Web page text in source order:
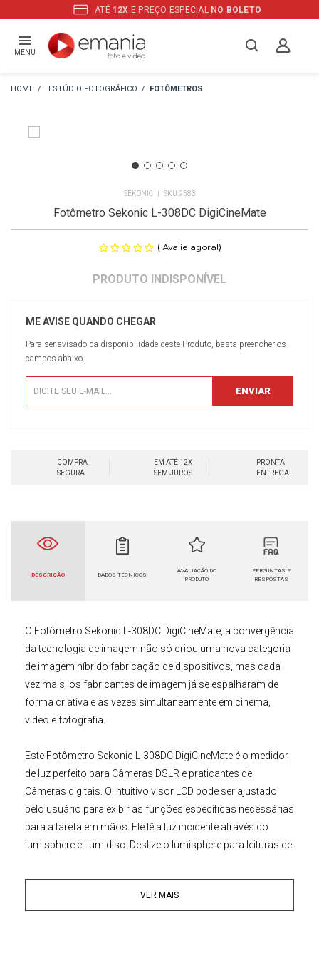
ATÉ12XE PREÇO ESPECIALNO BOLETO
MENU
ESTÚDIO FOTOGRÁFICO FOTÔMETROS
SEKONIC 9583
Fotômetro Sekonic L-308DC DigiCineMate
( Avalie agora!)
Para ser avisado da disponibilidade deste Produto, basta preencher os
campos abaixo.
COMPRA
SEGURA
EM ATÉ 12X
SEM JUROS
PRONTA
ENTREGA
DESCRIÇÃO DADOS TÉCNICOS
AVALIAÇÃO DO
PRODUTO
PERGUNTAS E
RESPOSTAS
O Fotômetro Sekonic L-308DC DigiCineMate, a convergência
da tecnologia de imagem não só criou uma nova categoria
de imagem híbrido fabricação de dispositivos, mas cada
vez mais, os fabricantes de imagem já se espalharam de
forma criativa e às vezes simultaneamente em cinema,
vídeo e fotografia.
Este Fotômetro Sekonic L-308DC DigiCineMate é o medidor
de luz perfeito para Câmeras DSLR e praticantes de
Câmeras digitais . O intuitivo visor LCD pode ser ajustado
pelo usuário para exibir as funções específicas necessárias
para a tarefa em mãos. Ele lê a luz incidente através do
lumisphere e Lumidisc. Deslize o lumisphere para leituras de
No modo Cine o medidor lê em lux ou pé-velas, bem como
VER MAIS